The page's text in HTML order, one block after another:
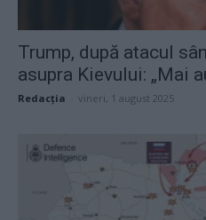
Trump, după atacul
asupra Kievului: „Mai
Redacţia vineri, 1 august 2025